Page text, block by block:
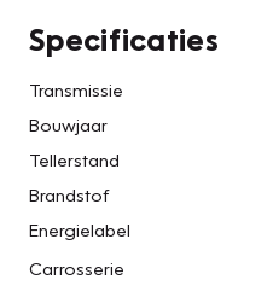
Specificaties
Transmissie
Bouwjaar
Tellerstand
Brandstof
Energielabel
Carrosserie